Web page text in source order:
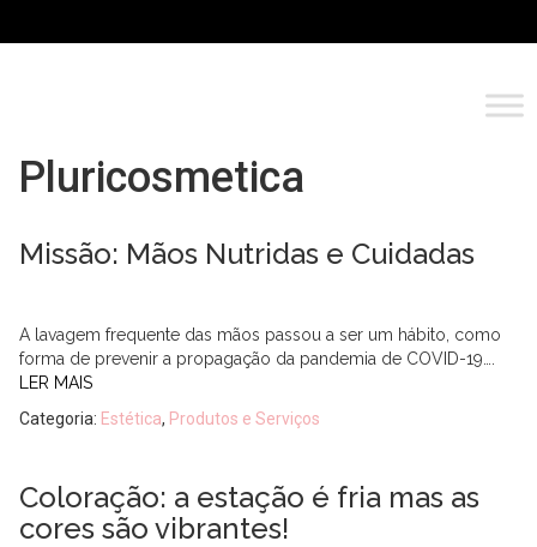
Pluricosmetica
Missão: Mãos Nutridas e Cuidadas
A lavagem frequente das mãos passou a ser um hábito, como
forma de prevenir a propagação da pandemia de COVID-19….
LER MAIS
Categoria: Estética, Produtos e Serviços
Coloração: a estação é fria mas as
cores são vibrantes!